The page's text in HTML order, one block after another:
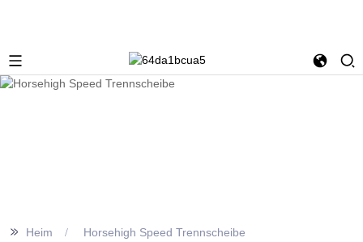
>> Heim Horsehigh Speed ​​Trennscheibe